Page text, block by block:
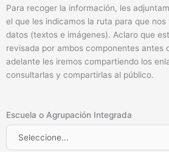
Para recoger la información, les
el que les indicamos la ruta para que
datos (textos e imágenes). Aclaro que
revisada por ambos componentes antes
adelante les iremos compartiendo los
consultarlas y compartirlas al público.
Escuela o Agrupación Integrada